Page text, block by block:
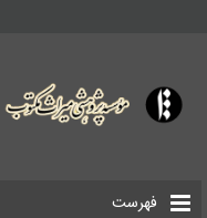
فهرست